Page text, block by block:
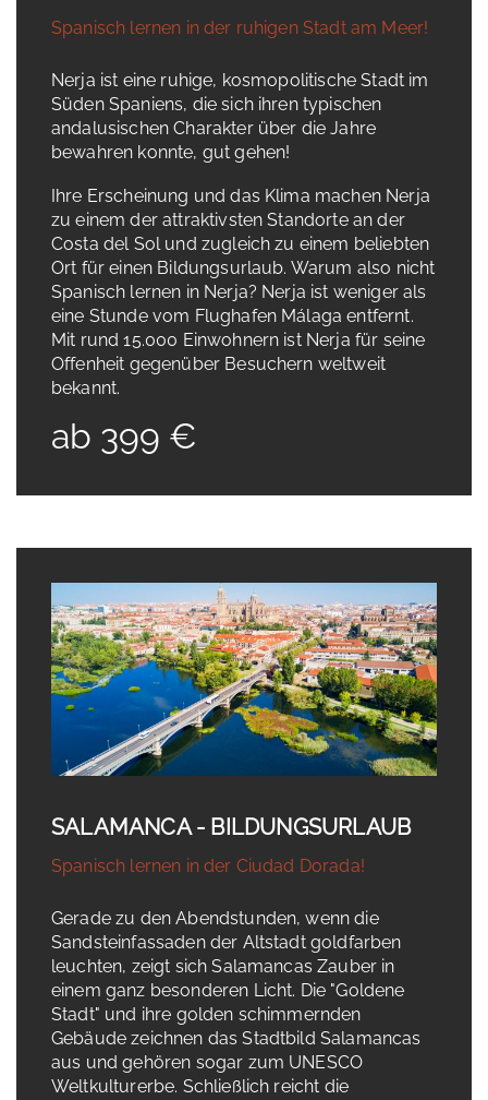
Spanisch lernen in der ruhigen Stadt am Meer!
Nerja ist eine ruhige, kosmopolitische Stadt im
Süden Spaniens, die sich ihren typischen
andalusischen Charakter über die Jahre
bewahren konnte, gut gehen!
Ihre Erscheinung und das Klima machen Nerja
zu einem der attraktivsten Standorte an der
Costa del Sol und zugleich zu einem beliebten
Ort für einen Bildungsurlaub. Warum also nicht
Spanisch lernen in Nerja? Nerja ist weniger als
eine Stunde vom Flughafen Málaga entfernt.
Mit rund 15.000 Einwohnern ist Nerja für seine
Offenheit gegenüber Besuchern weltweit
bekannt.
ab 399 €
SALAMANCA - BILDUNGSURLAUB
Spanisch lernen in der Ciudad Dorada!
Gerade zu den Abendstunden, wenn die
Sandsteinfassaden der Altstadt goldfarben
leuchten, zeigt sich Salamancas Zauber in
einem ganz besonderen Licht. Die "Goldene
Stadt" und ihre golden schimmernden
Gebäude zeichnen das Stadtbild Salamancas
aus und gehören sogar zum UNESCO
Weltkulturerbe. Schließlich reicht die